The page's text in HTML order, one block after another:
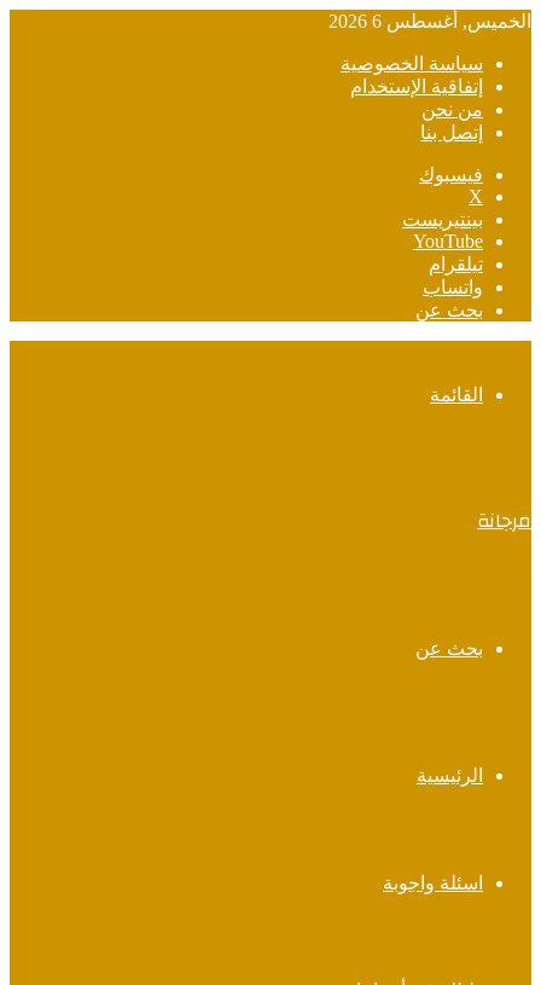
الخميس, أغسطس 6 2026
سياسة الخصوصية
إتفاقية الإستخدام
من نحن
إتصل بنا
فيسبوك
‫X
بينتيريست
‫YouTube
تيلقرام
واتساب
بحث عن
القائمة
مرجانة
بحث عن
الرئيسية
اسئلة واجوبة